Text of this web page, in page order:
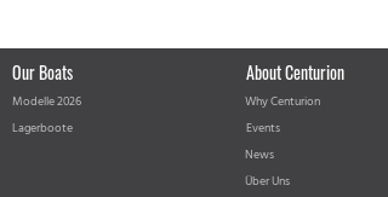
Our Boats
Modelle 2026
Lagerboote
About Centurion
Why Centurion
Events
News
Über Uns